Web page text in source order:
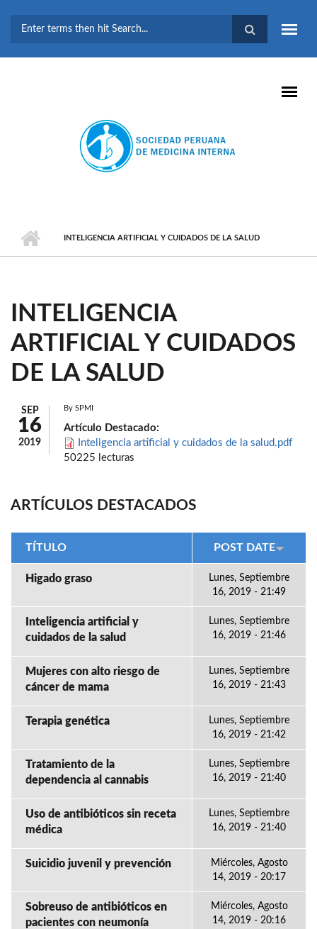
BÚSQUEDA
INTELIGENCIA ARTIFICIAL Y CUIDADOS DE LA SALUD
INTELIGENCIA
ARTIFICIAL Y CUIDADOS
DE LA SALUD
SEP
16
2019
By SPMI
Artículo Destacado:
Inteligencia artificial y cuidados de la salud.pdf
50225 lecturas
ARTÍCULOS DESTACADOS
TÍTULO POST DATE
Higado graso
Lunes, Septiembre
16, 2019 - 21:49
Inteligencia artificial y
cuidados de la salud
Lunes, Septiembre
16, 2019 - 21:46
Mujeres con alto riesgo de
cáncer de mama
Lunes, Septiembre
16, 2019 - 21:43
Terapia genética
Lunes, Septiembre
16, 2019 - 21:42
Tratamiento de la
dependencia al cannabis
Lunes, Septiembre
16, 2019 - 21:40
Uso de antibióticos sin receta
médica
Lunes, Septiembre
16, 2019 - 21:40
Suicidio juvenil y prevención
Miércoles, Agosto
14, 2019 - 20:17
Sobreuso de antibióticos en
pacientes con neumonía
Miércoles, Agosto
14, 2019 - 20:16